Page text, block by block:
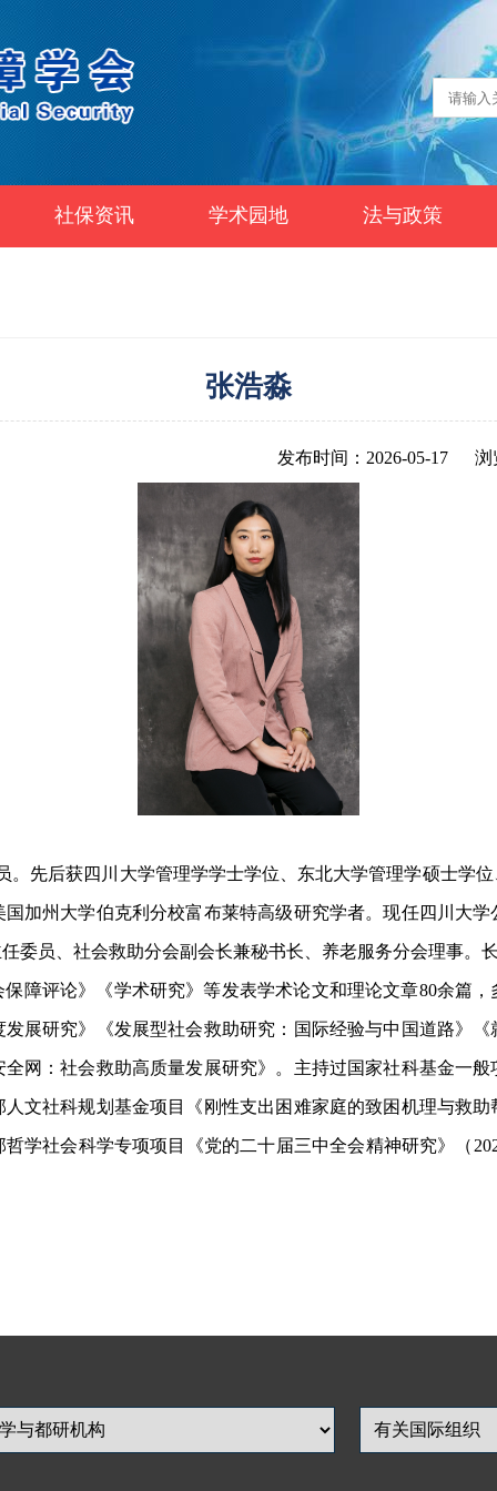
社保资讯 学术园地 法与政策
张浩淼
发布时间：2026-05-17 浏
。先后获四川大学管理学学士学位、东北大学管理学硕士学
加州大学伯克利分校富布莱特高级研究学者。现任四川大
委员、社会救助分会副会长兼秘书长、养老服务分会理事。
障评论》《学术研究》等发表学术论文和理论文章80余篇
展研究》《发展型社会救助研究：国际经验与中国道路》
网：社会救助高质量发展研究》。主持过国家社科基金一
文社科规划基金项目《刚性支出困难家庭的致困机理与救
学社会科学专项项目《党的二十届三中全会精神研究》（